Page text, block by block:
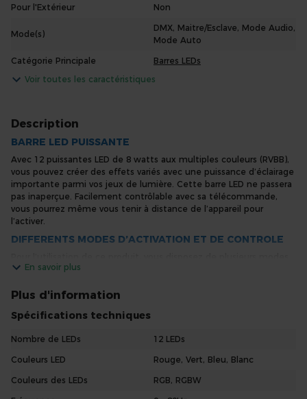
Description
BARRE LED PUISSANTE
Avec 12 puissantes LED de 8 watts aux multiples couleurs (RVBB),
vous pouvez créer des effets variés avec une puissance d’éclairage
importante parmi vos jeux de lumière. Cette barre LED ne passera
pas inaperçue. Facilement contrôlable avec sa télécommande,
vous pourrez même vous tenir à distance de l’appareil pour
l’activer.
DIFFERENTS MODES D’ACTIVATION ET DE CONTROLE
d’activation et de contrôle. D’abord vous pourrez contrôler cette
différents effets. Sont disponibles, pour les spectacles de lumière
possible de programmer le mode autonome avec des shows de
lumineuse est aussi réglable (0-100%).
POUR LA SCENE ET LE SPECTACLE
Cette barre LED 12 x 8W dispose aussi d’un atout majeur, il est
En savoir plus
Plus d'information
Spécifications techniques
Nombre de LEDs
12 LEDs
Couleurs LED
Rouge, Vert, Bleu, Blanc
Couleurs des LEDs
RGB, RGBW
Pour l'Extérieur
Non
Mode(s)
DMX, Maitre/Esclave, Mode Audio,
Mode Auto
Catégorie Principale
Barres LEDs
Voir toutes les caractéristiques